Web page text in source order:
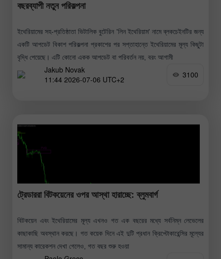
বছরব্যাপী নতুন পরিকল্পনা
ইথেরিয়ামের সহ-প্রতিষ্ঠাতা ভিটালিক বুটেরিন 'লিন ইথেরিয়াম' নামে ব্লকচেইনটির জন্য
একটি আপডেট বিকাশ পরিকল্পনা প্রকাশের পর সপ্তাহান্তে ইথেরিয়ামের মূল্য কিছুটা
বৃদ্ধি পেয়েছে। এটি কোনো একক আপডেট বা পরিবর্তন নয়, বরং আগামী
Jakub Novak
11:44 2026-07-06 UTC+2
3100
ট্রেডাররা বিটকয়েনের ওপর আস্থা হারাচ্ছে: ব্লুমবার্গ
বিটকয়েন এবং ইথেরিয়ামের মূল্য এখনও গত এক বছরের মধ্যে সর্বনিম্ন লেভেলের
কাছাকাছি অবস্থান করছে। গত কয়েক দিনে এই দুটি প্রধান ক্রিপ্টোকারেন্সির মূল্যের
সামান্য কারেকশন দেখা গেলেও, গত বছর শুরু হওয়া